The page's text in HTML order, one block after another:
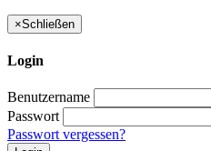
×Schließen
Login
Benutzername
Passwort
Passwort vergessen?